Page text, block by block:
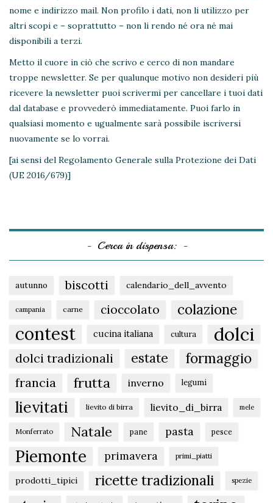
nome e indirizzo mail. Non profilo i dati, non li utilizzo per
altri scopi e – soprattutto – non li rendo né ora né mai
disponibili a terzi.
Metto il cuore in ciò che scrivo e cerco di non mandare
troppe newsletter. Se per qualunque motivo non desideri più
ricevere la newsletter puoi scrivermi per cancellare i tuoi dati
dal database e provvederò immediatamente. Puoi farlo in
qualsiasi momento e ugualmente sarà possibile iscriversi
nuovamente se lo vorrai.
[ai sensi del Regolamento Generale sulla Protezione dei Dati
(UE 2016/679)]
Cerca in dispensa:
autunno biscotti calendario_dell_avvento
campania carne cioccolato colazione
contest cucina italiana cultura dolci
dolci tradizionali estate formaggio
francia frutta inverno legumi
lievitati lievito di birra lievito_di_birra mele
Monferrato Natale pane pasta pesce
Piemonte primavera primi_piatti
prodotti_tipici ricette tradizionali spezie